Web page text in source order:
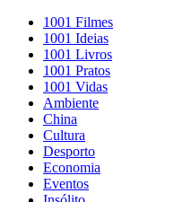
1001 Filmes
1001 Ideias
1001 Livros
1001 Pratos
1001 Vidas
Ambiente
China
Cultura
Desporto
Economia
Eventos